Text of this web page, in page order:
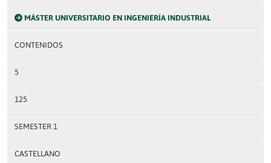
MÁSTER UNIVERSITARIO EN INGENIERÍA INDUSTRIAL
CONTENIDOS
5
125
SEMESTER 1
CASTELLANO